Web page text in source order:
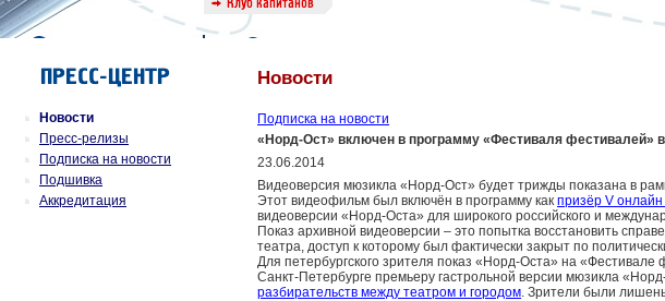
Новости
Пресс-релизы
Подписка на новости
Подшивка
Аккредитация
Новости
Подписка на новости
«Норд-Ост» включен в программу «Фестиваля фестивалей»
23.06.2014
Видеоверсия мюзикла «Норд-Ост» будет трижды показана в
Этот видеофильм был включён в программу как призёр V
видеоверсии «Норд-Оста» для широкого российского и
Показ архивной видеоверсии – это попытка восстановить
театра, доступ к которому был фактически закрыт по
Для петербургского зрителя показ «Норд-Оста» на
Санкт-Петербурге премьеру гастрольной версии мюзикла
разбирательств между театром и городом. Зрители были